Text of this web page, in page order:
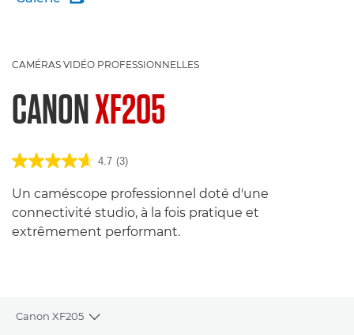
CAMÉRAS VIDÉO PROFESSIONNELLES
CANONXF205
4.7 (3)
Un caméscope professionnel doté d'une
connectivité studio, à la fois pratique et
extrêmement performant.
Canon XF205
Toggle breadcrumbs